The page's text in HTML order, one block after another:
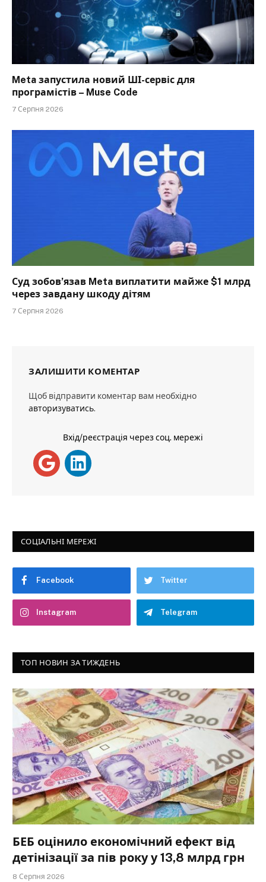
Meta запустила новий ШІ-сервіс для
програмістів – Muse Code
7 Серпня 2026
Суд зобов’язав Meta виплатити майже $1 млрд
через завдану шкоду дітям
7 Серпня 2026
ЗАЛИШИТИ КОМЕНТАР
Щоб відправити коментар вам необхідно
авторизуватись.
Вхід/реєстрація через соц. мережі
СОЦІАЛЬНІ МЕРЕЖІ
Facebook Twitter
Instagram Telegram
ТОП НОВИН ЗА ТИЖДЕНЬ
БЕБ оцінило економічний ефект від
детінізації за пів року у 13,8 млрд грн
8 Серпня 2026